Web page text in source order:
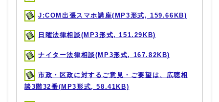
J:COM出張スマホ講座(MP3形式, 159.66KB)
日曜法律相談(MP3形式, 151.29KB)
ナイター法律相談(MP3形式, 167.82KB)
市政・区政に対するご意見・ご要望は、広聴相
談3階32番(MP3形式, 58.41KB)